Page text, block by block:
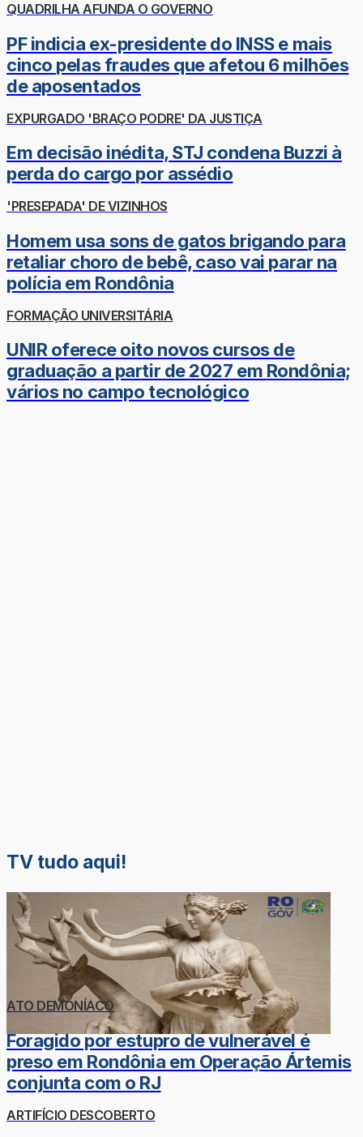
QUADRILHA AFUNDA O GOVERNO
PF indicia ex-presidente do INSS e mais
cinco pelas fraudes que afetou 6 milhões
de aposentados
EXPURGADO 'BRAÇO PODRE' DA JUSTIÇA
Em decisão inédita, STJ condena Buzzi à
perda do cargo por assédio
'PRESEPADA' DE VIZINHOS
Homem usa sons de gatos brigando para
retaliar choro de bebê, caso vai parar na
polícia em Rondônia
FORMAÇÃO UNIVERSITÁRIA
UNIR oferece oito novos cursos de
graduação a partir de 2027 em Rondônia;
vários no campo tecnológico
TV tudo aqui!
ATO DEMONÍACO
Foragido por estupro de vulnerável é
preso em Rondônia em Operação Ártemis
conjunta com o RJ
ARTIFÍCIO DESCOBERTO